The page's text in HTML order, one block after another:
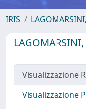
IRIS
Visualizzazione
Visualizzazione